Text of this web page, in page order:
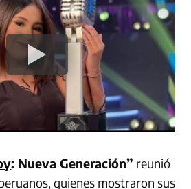
: Nueva Generación” reunió
quienes mostraron sus